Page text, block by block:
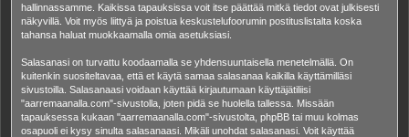
hallinnassamme. Kaikissa tapauksissa voit itse päättää mitkä tiedot ovat julkisesti
näkyvillä. Voit myös liittyä ja poistua keskustelufoorumin postituslistalta koska
tahansa haluat muokkaamalla omia asetuksiasi.
Salasanasi on turvattu koodaamalla se yhdensuuntaisella menetelmällä. On
kuitenkin suositeltavaa, että et käytä samaa salasanaa kaikilla käyttämilläsi
sivustoilla. Salasanaasi voidaan käyttää kirjautumaan käyttäjätiliisi
"aarremaanalla.com"-sivustolla, joten pidä se huolella tallessa. Missään
tapauksessa kukaan "aarremaanalla.com"-sivustolta, phpBB tai muu kolmas
osapuoli ei kysy sinulta salasanaasi. Mikäli unohdat salasanasi. Voit käyttää